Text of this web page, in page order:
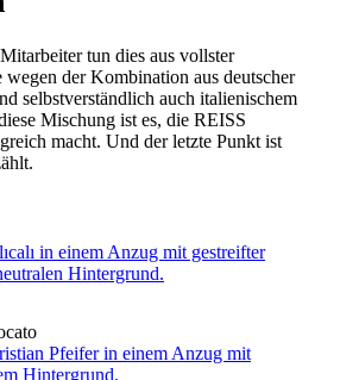
tun dies aus vollster
wegen der Kombination aus deutscher
selbstverständlich auch italienischem
Mischung ist es, die REISS
macht. Und der letzte Punkt ist